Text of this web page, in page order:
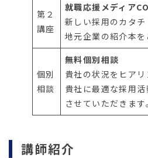
第２
講座
就職応援メディア
新しい採用のカタチ
地元企業の紹介本を
個別
相談
無料個別相談
貴社の状況をヒアリ
貴社に最適な採用
させていただきます。
講師紹介